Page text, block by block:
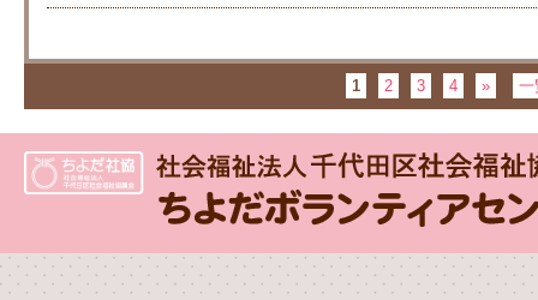
1 2 3 4 » 一